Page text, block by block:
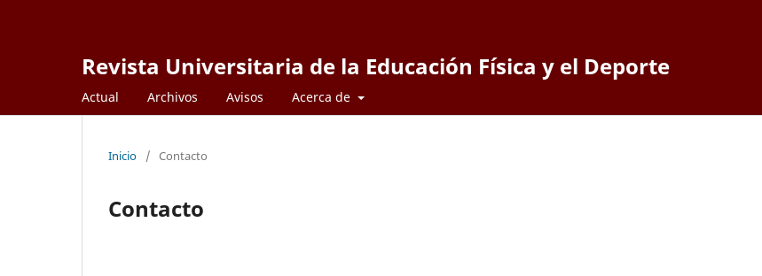
Revista Universitaria de la Educación Física y el Deporte
Actual Archivos Avisos Acerca de
Inicio / Contacto
Contacto